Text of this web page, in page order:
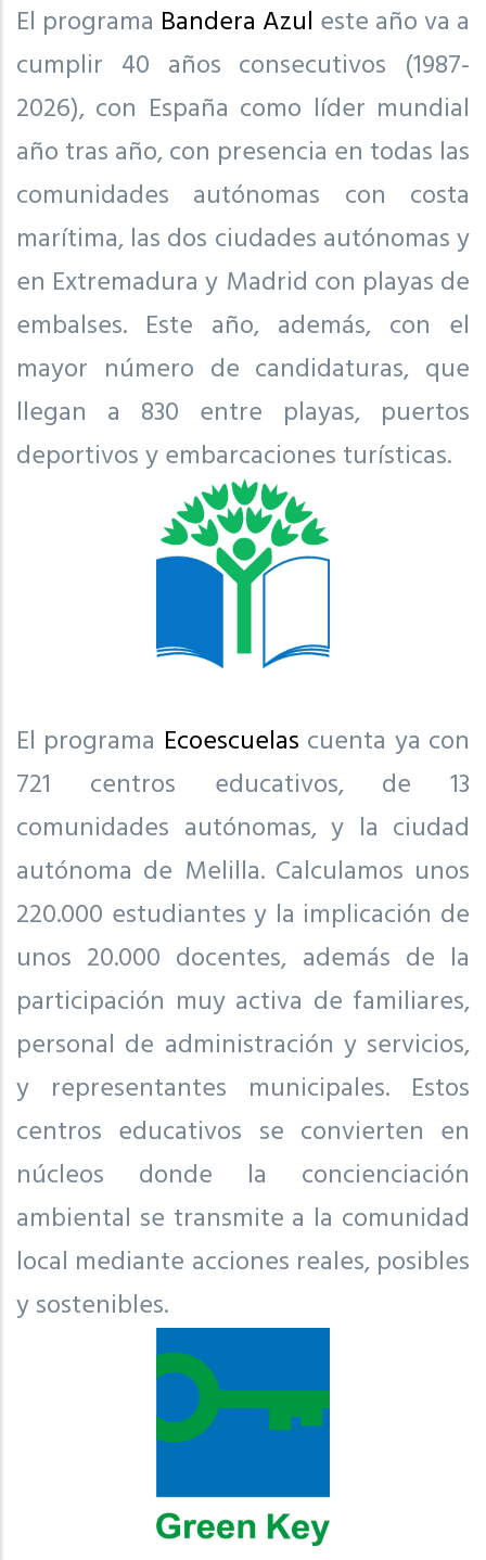
El programa Bandera Azul este año va a
cumplir 40 años consecutivos (1987-
2026), con España como líder mundial
año tras año, con presencia en todas las
comunidades autónomas con costa
marítima, las dos ciudades autónomas y
en Extremadura y Madrid con playas de
embalses. Este año, además, con el
mayor número de candidaturas, que
llegan a 830 entre playas, puertos
deportivos y embarcaciones turísticas.
El programa Ecoescuelas cuenta ya con
721 centros educativos, de 13
comunidades autónomas, y la ciudad
autónoma de Melilla. Calculamos unos
220.000 estudiantes y la implicación de
unos 20.000 docentes, además de la
participación muy activa de familiares,
personal de administración y servicios,
y representantes municipales. Estos
centros educativos se convierten en
núcleos donde la concienciación
ambiental se transmite a la comunidad
local mediante acciones reales, posibles
y sostenibles.